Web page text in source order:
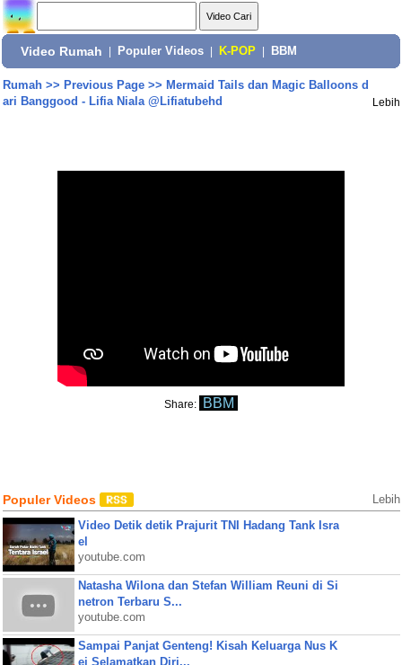
Video Rumah Populer Videos K-POP BBM
Rumah>> Previous Page>> Mermaid Tails dan Magic Balloons d
ari Banggood - Lifia Niala @Lifiatubehd
Lebih
Share: BBM
Populer Videos Lebih
Video Detik detik Prajurit TNI Hadang Tank Isra
el
youtube.com
Natasha Wilona dan Stefan William Reuni di Si
netron Terbaru S...
youtube.com
Sampai Panjat Genteng! Kisah Keluarga Nus K
ei Selamatkan Diri...